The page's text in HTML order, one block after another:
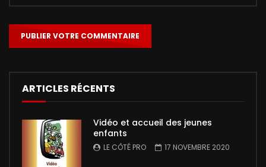
ARTICLES RÉCENTS
Vidéo et accueil des jeunes
enfants
LE CÔTÉ PRO 17 NOVEMBRE 2020